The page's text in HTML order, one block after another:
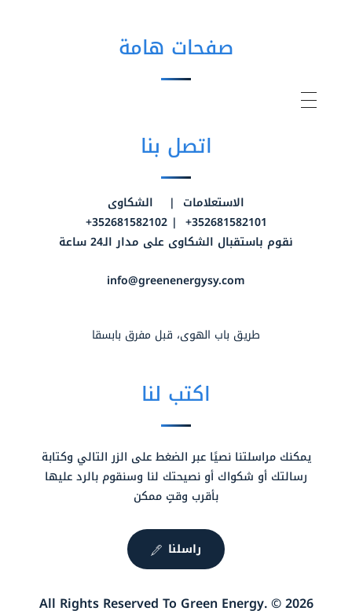
صفحات هامة
اتصل بنا
الاستعلامات | الشكاوى
352681582101+ | 352681582102+
نقوم باستقبال الشكاوى على مدار الـ24 ساعة
info@greenenergysy.com
طريق باب الهوى، قبل مفرق بابسقا
اكتب لنا
يمكنك مراسلتنا نصيًا عبر الضغط على الزر التالي وكتابة
رسالتك أو شكواك أو نصيحتك لنا وسنقوم بالرد عليها
بأقرب وقتٍ ممكن
راسلنا
2026 © .All Rights Reserved To Green Energy